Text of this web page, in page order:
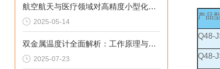
航空航天与医疗领域对高精度小型化压力变送器的需求
2025-05-14
双金属温度计全面解析：工作原理与实际应用
2025-07-23
产品
Q48-
Q48-